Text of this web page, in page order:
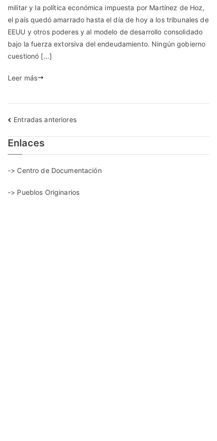
militar y la política económica impuesta por Martínez de Hoz,
el país quedó amarrado hasta el día de hoy a los tribunales de
EEUU y otros poderes y al modelo de desarrollo consolidado
bajo la fuerza extorsiva del endeudamiento. Ningún gobierno
cuestionó […]
Leer más
Entradas anteriores
Enlaces
-> Centro de Documentación
-> Pueblos Originarios